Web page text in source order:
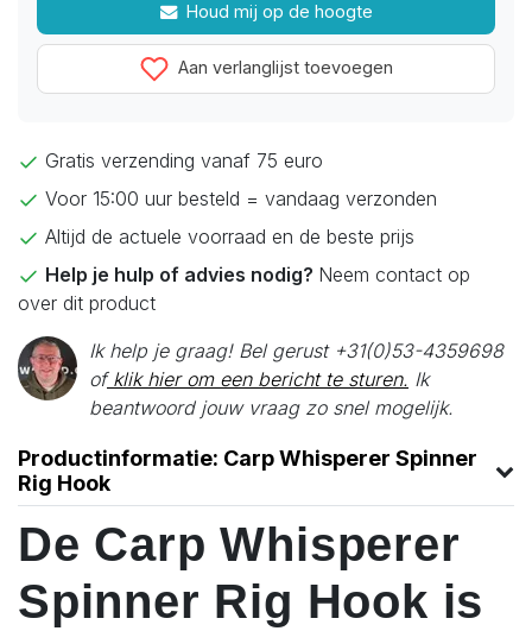
Houd mij op de hoogte
Aan verlanglijst toevoegen
Gratis verzending vanaf 75 euro
Voor 15:00 uur besteld = vandaag verzonden
Altijd de actuele voorraad en de beste prijs
Help je hulp of advies nodig? Neem contact op
over dit product
Ik help je graag! Bel gerust +31(0)53-4359698
ofklik hier om een bericht te sturen. Ik
beantwoord jouw vraag zo snel mogelijk.
Productinformatie: Carp Whisperer Spinner
Rig Hook
De Carp Whisperer
Spinner Rig Hook is